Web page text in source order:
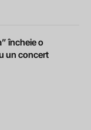
încheie o
un concert